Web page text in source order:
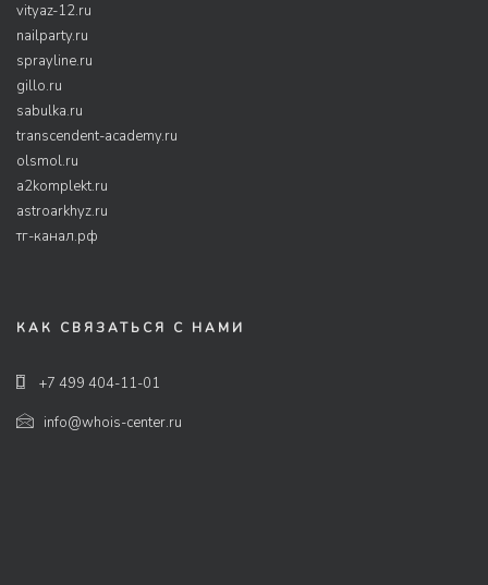
vityaz-12.ru
nailparty.ru
sprayline.ru
gillo.ru
sabulka.ru
transcendent-academy.ru
olsmol.ru
a2komplekt.ru
astroarkhyz.ru
тг-канал.рф
КАК СВЯЗАТЬСЯ С НАМИ
+7 499 404-11-01
info@whois-center.ru